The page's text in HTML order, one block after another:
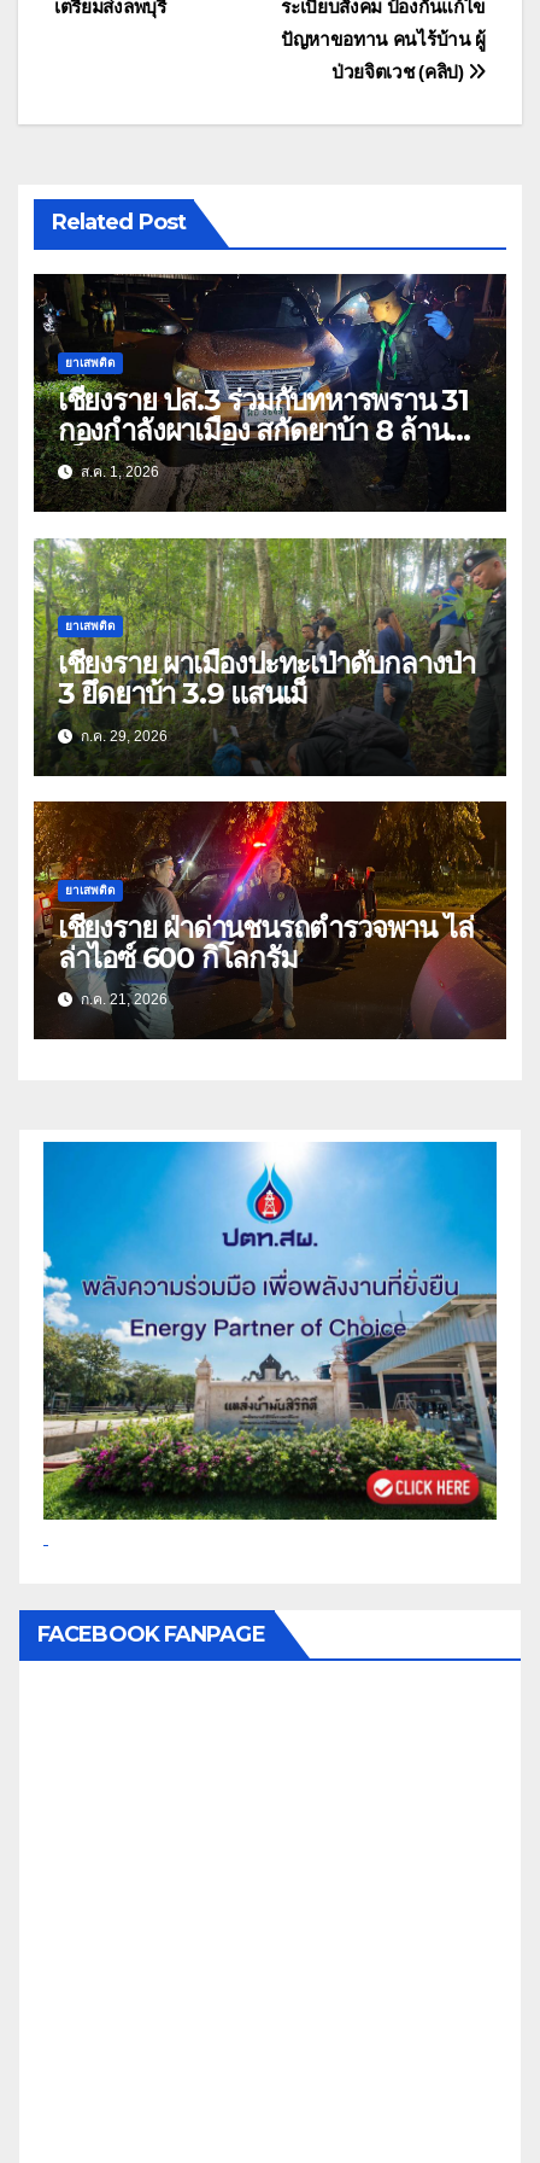
ระเบียบสังคม ป้องกันแก้ไข
ปัญหาขอทาน คนไร้บ้าน ผู้
ป่วยจิตเวช (คลิป)
เตรียมส่งลพบุรี
Related Post
ยาเสพติด
เชียงราย ปส.3 ร่วมกับทหารพราน 31
กองกำลังผาเมือง สกัดยาบ้า 8 ล้าน
เม็ด เครือข่าย โล่ง แซ่ลี
ส.ค. 1, 2026
ยาเสพติด
เชียงราย ผาเมืองปะทะเป่าดับกลางป่า
3 ยึดยาบ้า 3.9 แสนเม็
ก.ค. 29, 2026
ยาเสพติด
เชียงราย ฝ่าด่านชนรถตำรวจพาน ไล่
ล่าไอซ์ 600 กิโลกรัม
ก.ค. 21, 2026
FACEBOOK FANPAGE